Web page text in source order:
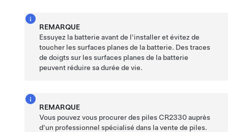
REMARQUE
Essuyez la batterie avant de l'installer et évitez de
toucher les surfaces planes de la batterie. Des traces
de doigts sur les surfaces planes de la batterie
peuvent réduire sa durée de vie.
REMARQUE
Vous pouvez vous procurer des piles CR2330auprès
d'un professionnel spécialisé dans la vente de piles.